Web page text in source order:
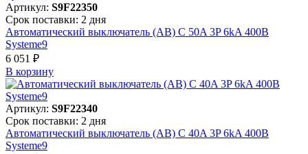
Артикул: S9F22350
Срок поставки: 2 дня
Автоматический выключатель (АВ) C 50A 3P 6kA 400В
Systeme9
6 051 ₽
В корзинy
Артикул: S9F22340
Срок поставки: 2 дня
Автоматический выключатель (АВ) C 40A 3P 6kA 400В
Systeme9